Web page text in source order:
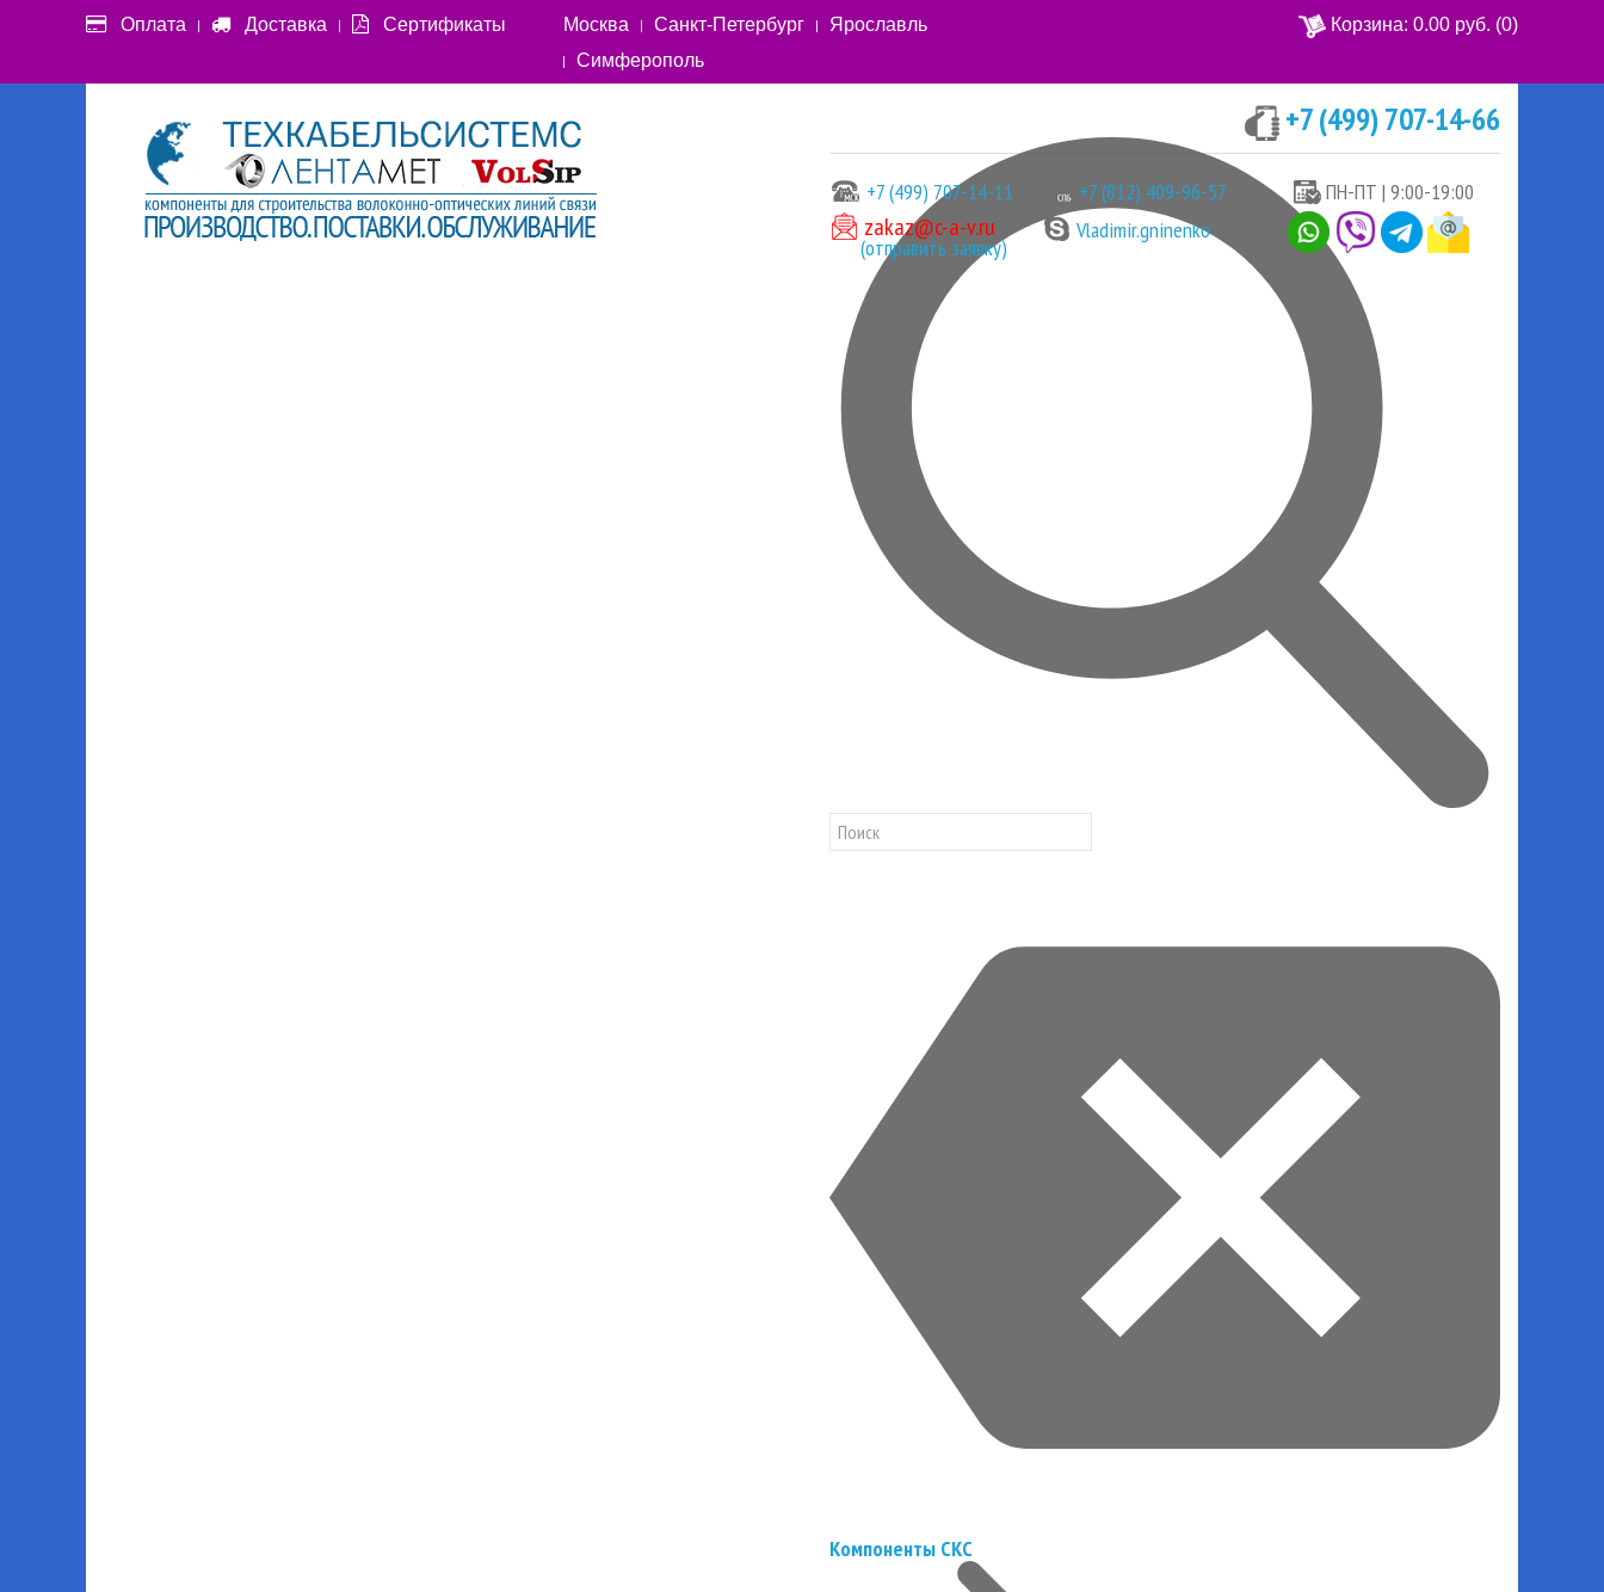
Оплата Доставка Сертификаты Москва Санкт-Петербург
Ярославль
Симферополь
Корзина: 0.00 руб. (0)
+7 (499) 707-14-66
+7 (499) 707-14-11 +7 (812) 409-96-57 ПН-ПТ | 9:00-19:00
zakaz@c-a-v.ru
(отправить заявку)
Vladimir.gninenko
Компоненты СКС